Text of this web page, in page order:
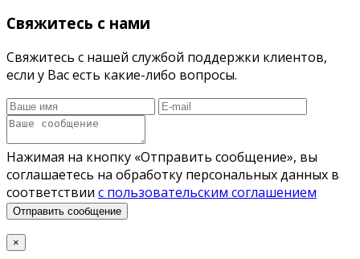
Свяжитесь с нами
Свяжитесь с нашей службой поддержки клиентов,
если у Вас есть какие-либо вопросы.
Нажимая на кнопку «Отправить сообщение», вы
соглашаетесь на обработку персональных данных в
соответствии с пользовательским соглашением
Отправить сообщение
×